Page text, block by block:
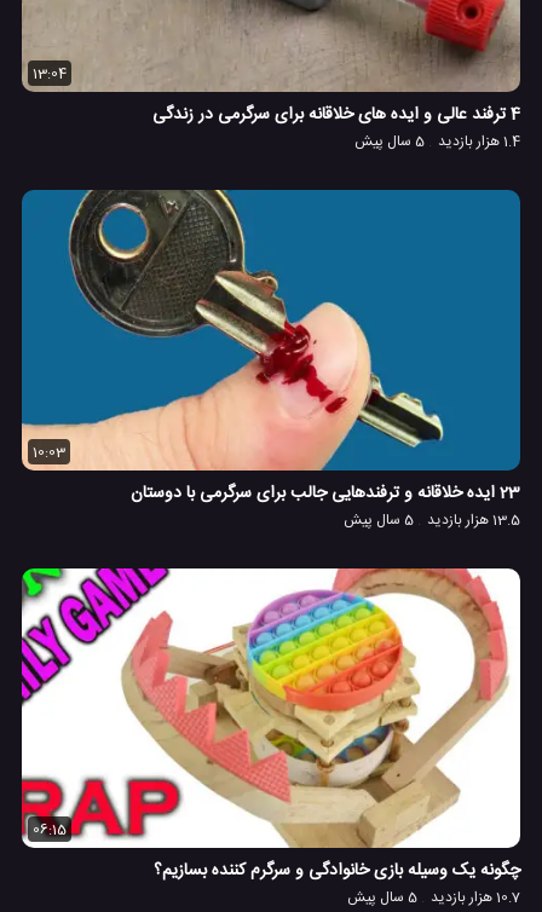
13:04
4 ترفند عالی و ایده های خلاقانه برای سرگرمی در زندگی
1.4 هزار بازدید 5 سال پیش
10:03
23 ایده خلاقانه و ترفندهایی جالب برای سرگرمی با دوستان
13.5 هزار بازدید 5 سال پیش
06:15
چگونه یک وسیله بازی خانوادگی و سرگرم کننده بسازیم؟
10.7 هزار بازدید 5 سال پیش